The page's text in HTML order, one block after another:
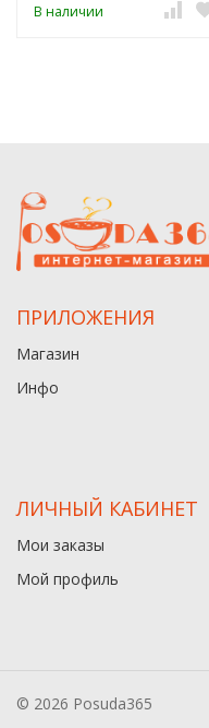
В наличии
ПРИЛОЖЕНИЯ
Магазин
Инфо
ЛИЧНЫЙ КАБИНЕТ
Мои заказы
Мой профиль
© 2026 Posuda365